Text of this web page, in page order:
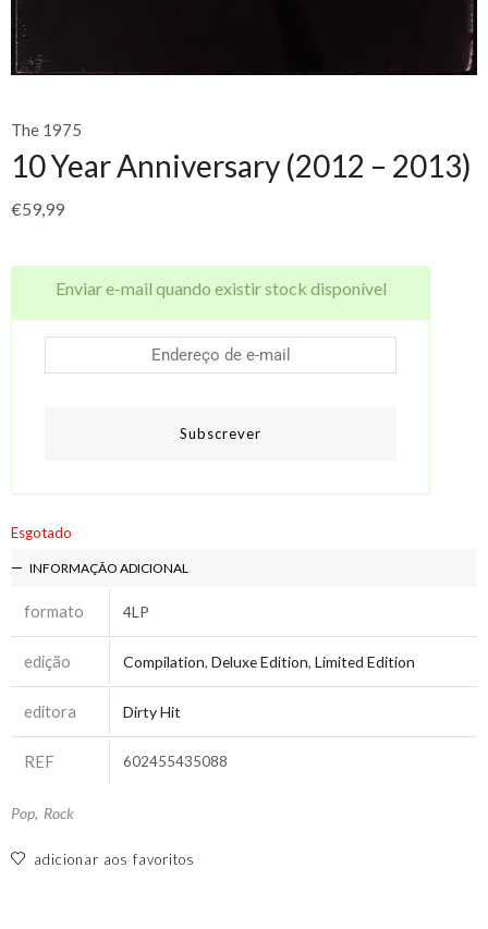
The 1975
10 Year Anniversary (2012 – 2013)
€59,99
Enviar e-mail quando existir stock disponível
Subscrever
Esgotado
INFORMAÇÃO ADICIONAL
formato 4LP
edição Compilation, Deluxe Edition, Limited Edition
editora Dirty Hit
REF 602455435088
Pop, Rock
adicionar aos favoritos